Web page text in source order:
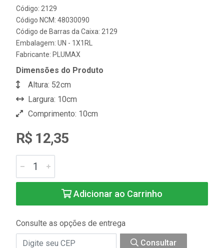
Código: 2129
Código NCM: 48030090
Código de Barras da Caixa: 2129
Embalagem: UN - 1X1RL
Fabricante: PLUMAX
Dimensões do Produto
Altura: 52cm
Largura: 10cm
Comprimento: 10cm
R$ 12,35
Adicionar ao Carrinho
Consulte as opções de entrega
Consultar